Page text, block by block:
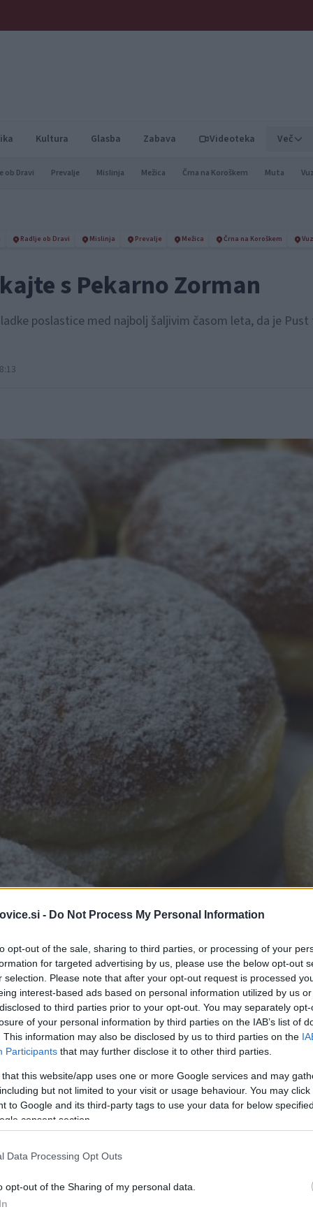
- Do Not Process My Personal Information
opt-out of the sale, sharing to third parties, or processing of your
for targeted advertising by us, please use the below opt-out
selection. Please note that after your opt-out request is processed
interest-based ads based on personal information utilized by us
to third parties prior to your opt-out. You may separately
of your personal information by third parties on the IAB’s list of
This information may also be disclosed by us to third parties on the
Participants that may further disclose it to other third parties.
that this website/app uses one or more Google services and may
but not limited to your visit or usage behaviour. You may
to Google and its third-party tags to use your data for below
consent section.
Data Processing Opt Outs
opt-out of the Sharing of my personal data.
Kultura Glasba Zabava Videoteka Več
ob Dravi Prevalje Mislinja Mežica Črna na Koroškem Muta
Radlje ob Dravi Mislinja Prevalje Mežica Črna na Koroškem
s Pekarno Zorman
poslastice med najbolj šaljivim časom leta, da je Pust
na delu, da bodo zasladkosnede zagotovili najbolj
veljajo zatradicionalno pustno poslastico, ki je
marmelado, v kombinaciji s tradicijo in starimi
obilno letino.
letos lotevajo že
krof''en izmed najbolj prepoznavnih krofov na
pa je nedvomno tudi eden izmed bolj okusnih.
enotiTržnicavSlovenj Gradcu